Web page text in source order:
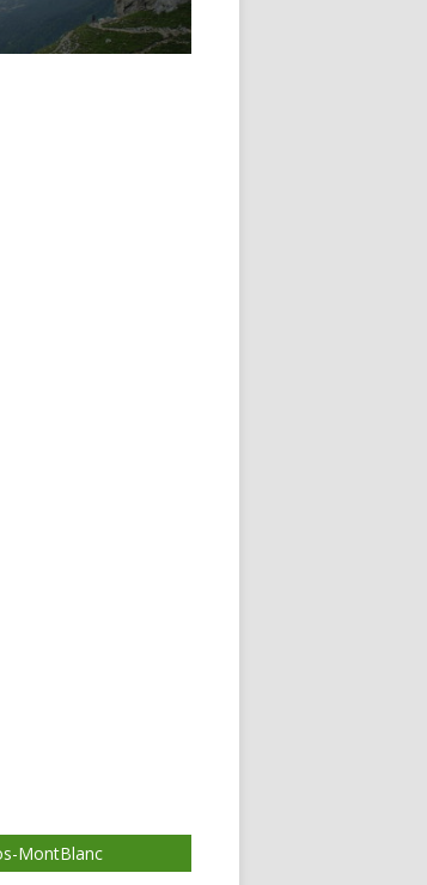
MontBlanc